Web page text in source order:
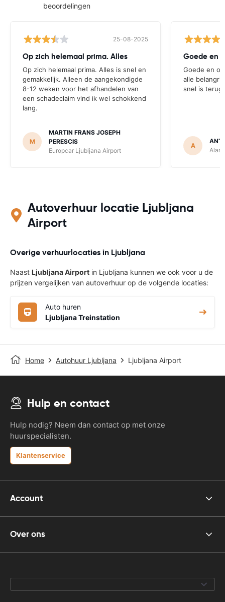
beoordelingen
25-08-2025
Op zich helemaal prima. Alles
Op zich helemaal prima. Alles is snel en
gemakkelijk. Alleen de aangekondigde
8-12 weken voor het afhandelen van
een schadeclaim vind ik wel schokkend
lang.
M
MARTIN FRANS JOSEPH
PERESCIS
Europcar Ljubljana Airport
Goede en
alle
snel is terug
A
Autoverhuur locatie Ljubljana
Airport
Overige verhuurlocaties in Ljubljana
Naast Ljubljana Airport in Ljubljana kunnen we ook voor u de
prijzen vergelijken van autoverhuur op de volgende locaties:
Auto huren
Ljubljana Treinstation
Home Autohuur Ljubljana Ljubljana Airport
Hulp en contact
Hulp nodig? Neem dan contact op met onze
huurspecialisten.
Klantenservice
Account
Over ons